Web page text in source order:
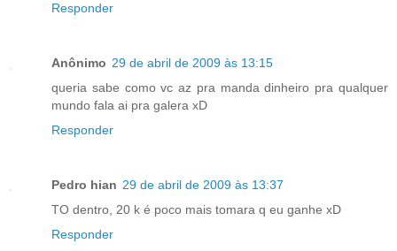
Responder
Anônimo 29 de abril de 2009 às 13:15
queria sabe como vc az pra manda dinheiro pra qualquer
mundo fala ai pra galera xD
Responder
Pedro hian 29 de abril de 2009 às 13:37
TO dentro, 20 k é poco mais tomara q eu ganhe xD
Responder